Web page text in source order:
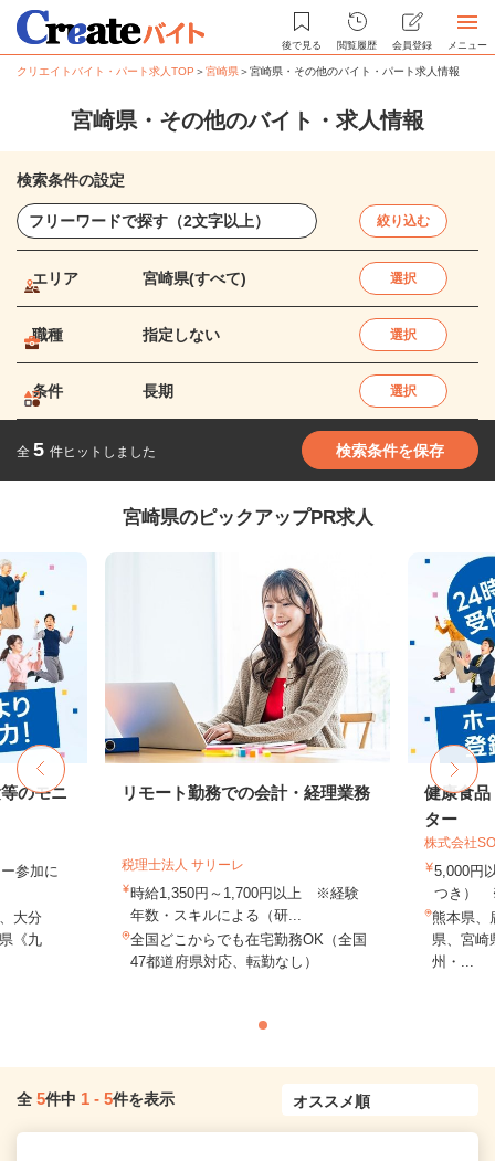
後で見る 閲覧履歴 会員登録 メニュー
クリエイトバイト・パート求人TOP ＞宮崎県＞宮崎県・その他のバイト・パート求人情報
宮崎県・その他のバイト・求人情報
検索条件の設定
絞り込む
エリア 宮崎県(すべて) 選択
職種 指定しない 選択
条件 長期 選択
全 5 件ヒットしました 検索条件を保存
宮崎県のピックアップPR求人
のモニ
参加に
大分
《九
リモート勤務での会計・経理業務
税理士法人 サリーレ
時給1,350円～1,700円以上 ※経験
年数・スキルによる（研...
全国どこからでも在宅勤務OK（全国
47都道府県対応、転勤なし）
健康食品
ター
株式会社
5,000円
つき）
熊本県、
県、宮崎
州・...
全 5件中 1 - 5件を表示